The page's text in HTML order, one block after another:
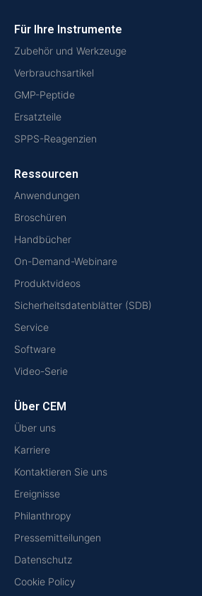
Für Ihre Instrumente
Zubehör und Werkzeuge
Verbrauchsartikel
GMP-Peptide
Ersatzteile
SPPS-Reagenzien
Ressourcen
Anwendungen
Broschüren
Handbücher
On-Demand-Webinare
Produktvideos
Sicherheitsdatenblätter (SDB)
Service
Software
Video-Serie
Über CEM
Über uns
Karriere
Kontaktieren Sie uns
Ereignisse
Philanthropy
Pressemitteilungen
Datenschutz
Cookie Policy